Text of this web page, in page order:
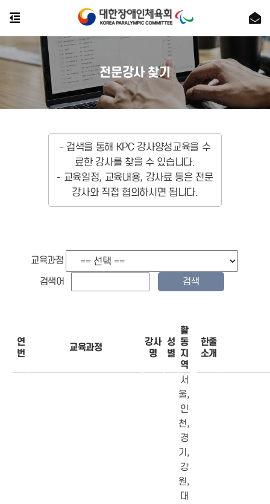
전문강사 찾기
- 검색을 통해 KPC 강사양성교육을 수
료한 강사를 찾을 수 있습니다.
- 교육일정, 교육내용, 강사료 등은 전문
강사와 직접 협의하시면 됩니다.
교육과정
검색어
연
번
교육과정
강사
명
성
별
활
동
지
역
한줄
소개
서
울,
인
천,
경
기,
강
원,
대